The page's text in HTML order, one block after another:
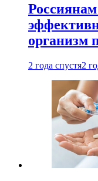
организм
2 года спустя2